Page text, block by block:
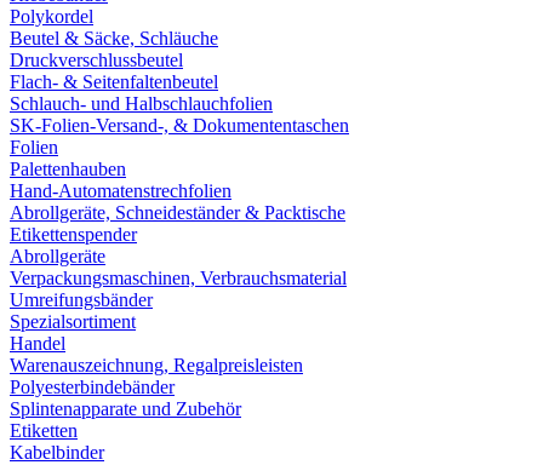
Polykordel
Beutel & Säcke, Schläuche
Druckverschlussbeutel
Flach- & Seitenfaltenbeutel
Schlauch- und Halbschlauchfolien
SK-Folien-Versand-, & Dokumententaschen
Folien
Palettenhauben
Hand-Automatenstrechfolien
Abrollgeräte, Schneideständer & Packtische
Etikettenspender
Abrollgeräte
Verpackungsmaschinen, Verbrauchsmaterial
Umreifungsbänder
Spezialsortiment
Handel
Warenauszeichnung, Regalpreisleisten
Polyesterbindebänder
Splintenapparate und Zubehör
Etiketten
Kabelbinder